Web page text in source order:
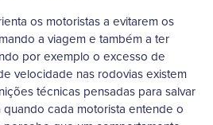
os motoristas a evitarem os
a viagem e também a ter
por exemplo o excesso de
velocidade nas rodovias existem
técnicas pensadas para salvar
quando cada motorista entende o